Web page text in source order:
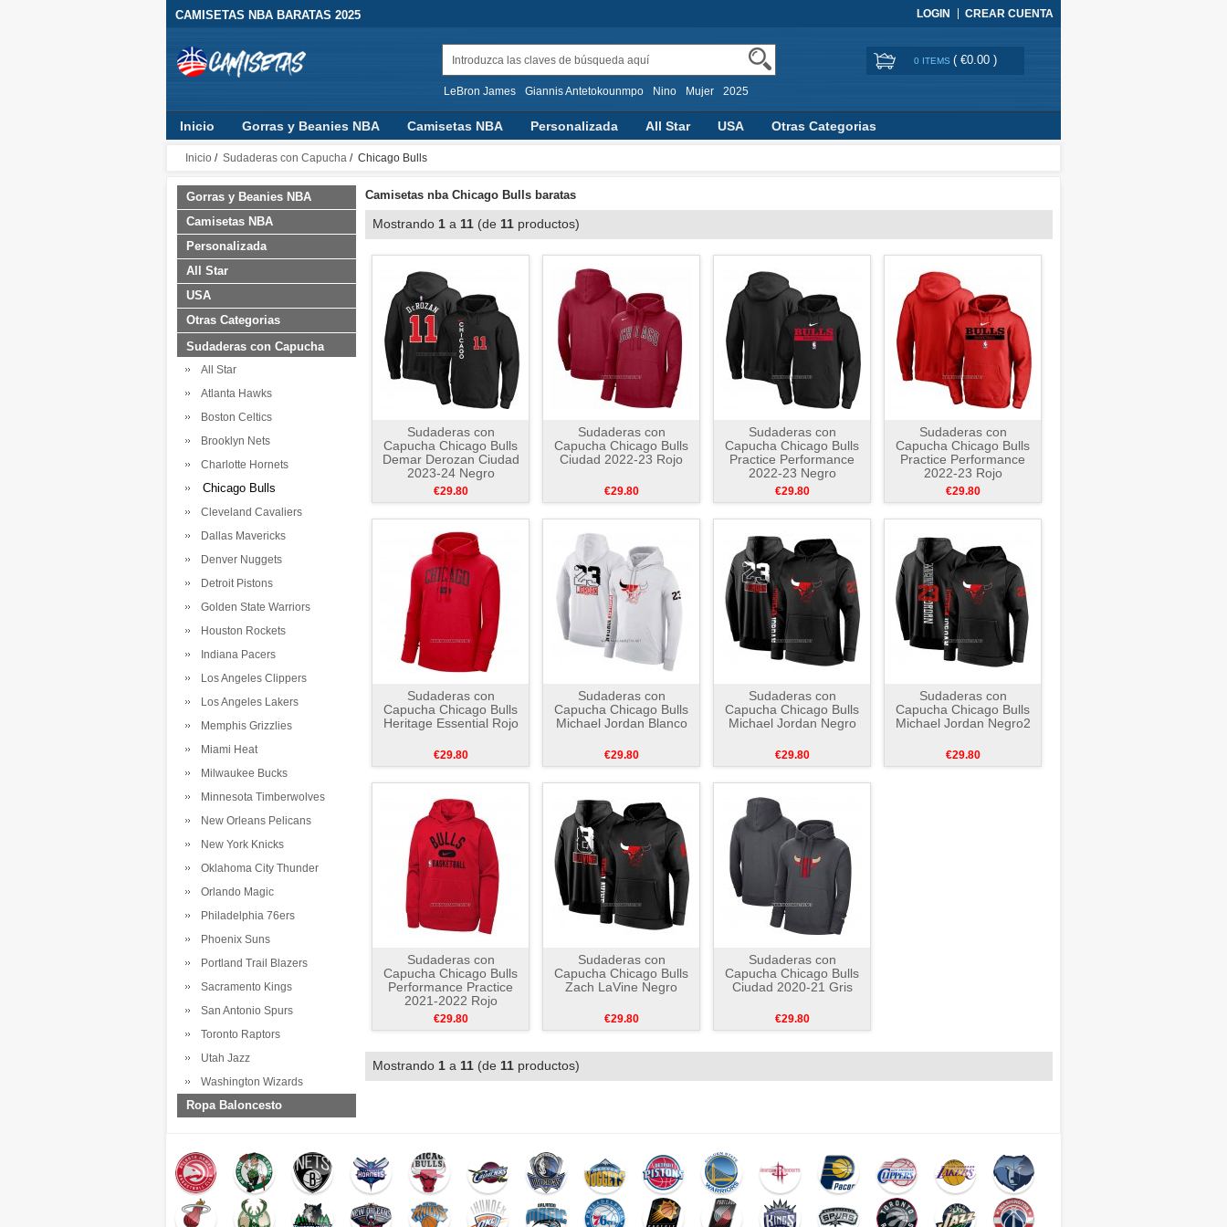
CAMISETAS NBA BARATAS 2025 LOGIN CREAR CUENTA
LeBron James Giannis Antetokounmpo Nino Mujer 2025
0 ITEMS ( €0.00 )
Inicio Gorras y Beanies NBA Camisetas NBA Personalizada All Star USA
Otras Categorias
Sudaderas con Capucha
Ropa Baloncesto
Inicio / Sudaderas con Capucha / Chicago Bulls
Gorras y Beanies NBA
Camisetas NBA
Personalizada
All Star
USA
Otras Categorias
Sudaderas con Capucha
All Star
Atlanta Hawks
Boston Celtics
Brooklyn Nets
Charlotte Hornets
Chicago Bulls
Cleveland Cavaliers
Dallas Mavericks
Denver Nuggets
Detroit Pistons
Golden State Warriors
Houston Rockets
Indiana Pacers
Los Angeles Clippers
Los Angeles Lakers
Memphis Grizzlies
Miami Heat
Milwaukee Bucks
Minnesota Timberwolves
New Orleans Pelicans
New York Knicks
Oklahoma City Thunder
Orlando Magic
Philadelphia 76ers
Phoenix Suns
Portland Trail Blazers
Sacramento Kings
San Antonio Spurs
Toronto Raptors
Utah Jazz
Washington Wizards
Ropa Baloncesto
Camisetas nba Chicago Bulls baratas
Mostrando 1 a 11 (de 11 productos)
Sudaderas con
Capucha Chicago Bulls
Demar Derozan Ciudad
2023-24 Negro
€29.80
Sudaderas con
Capucha Chicago Bulls
Ciudad 2022-23 Rojo
€29.80
Sudaderas con
Capucha Chicago Bulls
Practice Performance
2022-23 Negro
€29.80
Sudaderas con
Capucha Chicago Bulls
Practice Performance
2022-23 Rojo
€29.80
Sudaderas con
Capucha Chicago Bulls
Heritage Essential Rojo
€29.80
Sudaderas con
Capucha Chicago Bulls
Michael Jordan Blanco
€29.80
Sudaderas con
Capucha Chicago Bulls
Michael Jordan Negro
€29.80
Sudaderas con
Capucha Chicago Bulls
Michael Jordan Negro2
€29.80
Sudaderas con
Capucha Chicago Bulls
Performance Practice
2021-2022 Rojo
€29.80
Sudaderas con
Capucha Chicago Bulls
Zach LaVine Negro
€29.80
Sudaderas con
Capucha Chicago Bulls
Ciudad 2020-21 Gris
€29.80
Mostrando 1 a 11 (de 11 productos)